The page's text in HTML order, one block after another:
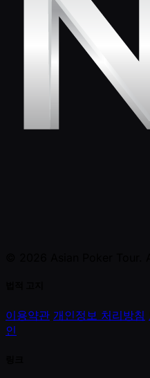
이용약관 개인정보 처리방침
인